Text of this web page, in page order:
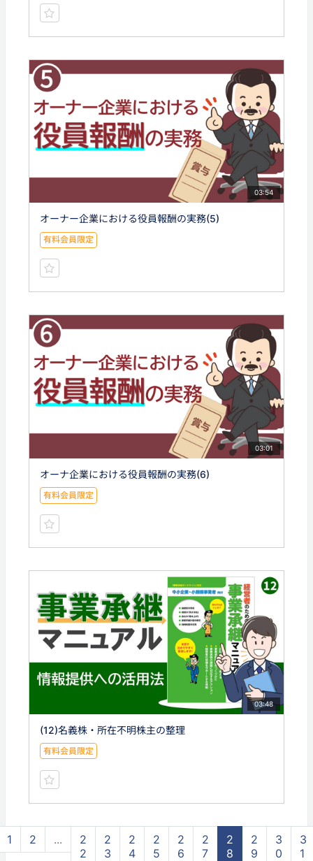
03:54
オーナー企業における役員報酬の実務(5)
有料会員限定
03:01
オーナ企業における役員報酬の実務(6)
有料会員限定
03:48
(12)名義株・所在不明株主の整理
有料会員限定
1 2 ...
2
2
2
3
2
4
2
5
2
6
2
7
2
8
2
9
3
0
3
1